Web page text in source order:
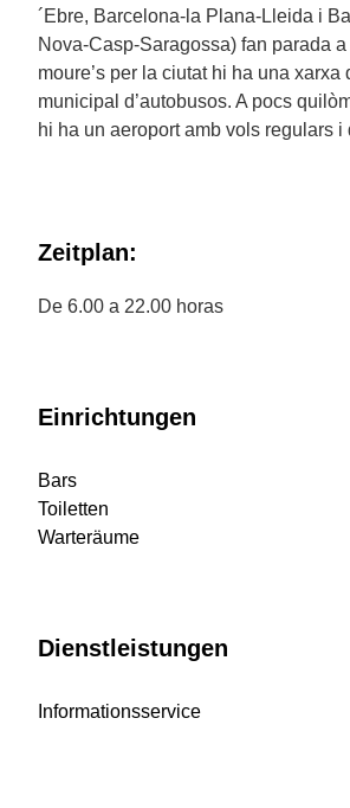
´Ebre, Barcelona-la Plana-Lleida i
Nova-Casp-Saragossa) fan parada
moure’s per la ciutat hi ha una xarxa
municipal d’autobusos. A pocs
hi ha un aeroport amb vols regulars i
Zeitplan:
De 6.00 a 22.00 horas
Einrichtungen
Bars
Toiletten
Warteräume
Dienstleistungen
Informationsservice